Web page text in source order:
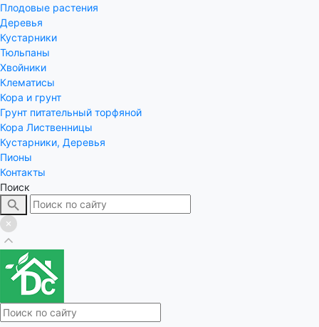
Плодовые растения
Деревья
Кустарники
Тюльпаны
Хвойники
Клематисы
Кора и грунт
Грунт питательный торфяной
Кора Лиственницы
Кустарники, Деревья
Пионы
Контакты
Поиск